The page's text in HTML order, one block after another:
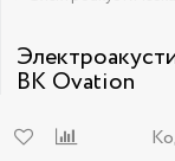
BK Ovation